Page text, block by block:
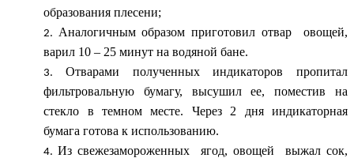
образования плесени;
Аналогичным образом приготовил отвар овощей,
варил 10 – 25 минут на водяной бане.
Отварами полученных индикаторов пропитал
фильтровальную бумагу, высушил ее, поместив на
стекло в темном месте. Через 2 дня индикаторная
бумага готова к использованию.
Из свежезамороженных ягод, овощей выжал сок,